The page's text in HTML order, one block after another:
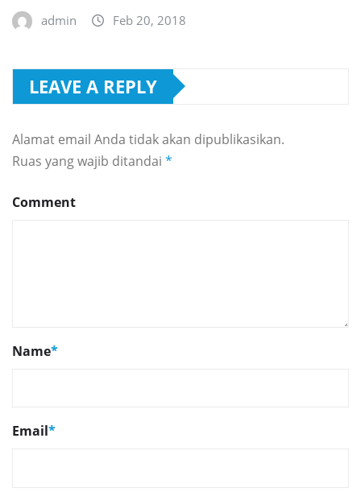
admin Feb 20, 2018
LEAVE A REPLY
Alamat email Anda tidak akan dipublikasikan.
Ruas yang wajib ditandai *
Comment
Name*
Email*